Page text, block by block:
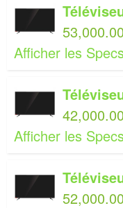
Afficher les
Afficher les